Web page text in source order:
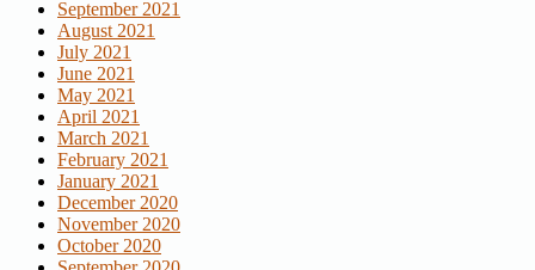
September 2021
August 2021
July 2021
June 2021
May 2021
April 2021
March 2021
February 2021
January 2021
December 2020
November 2020
October 2020